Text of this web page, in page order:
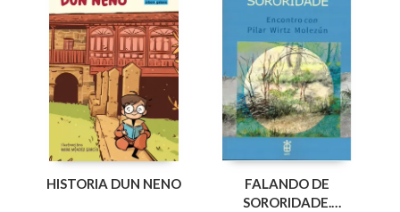
HISTORIA DUN NENO
FALANDO DE
SORORIDADE.